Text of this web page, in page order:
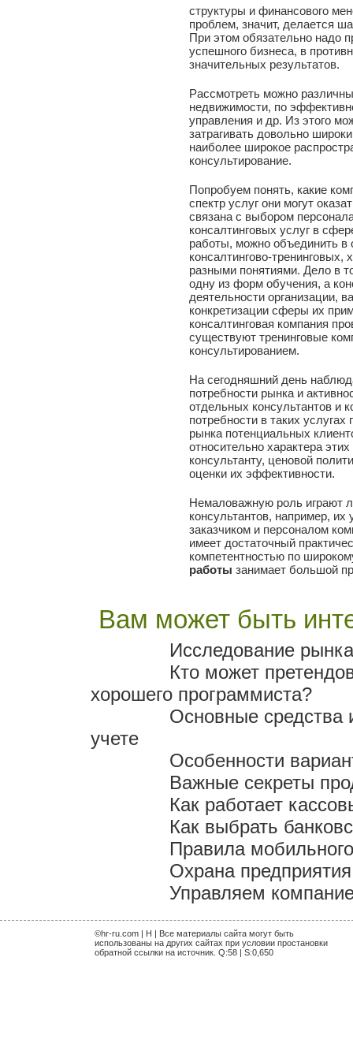
структуры и финансового
проблем, значит, делается
При этом обязательно надо
успешного бизнеса, в
значительных результатов.
Рассмотреть можно
недвижимости, по
управления и др. Из этого
затрагивать довольно
наиболее широкое
консультирование.
Попробуем понять, какие
спектр услуг они могут
связана с выбором
консалтинговых услуг в
работы, можно объединить в
консалтингово-
разными понятиями. Дело в
одну из форм обучения, а
деятельности организации,
конкретизации сферы их
консалтинговая компания
существуют тренинговые
консультированием.
На сегодняшний день
потребности рынка и
отдельных консультантов и
потребности в таких
рынка потенциальных
относительно характера
консультанту, ценовой
оценки их эффективности.
Немаловажную роль играют
консультантов, например,
заказчиком и персоналом
имеет достаточный
компетентностью по
работы занимает большой
Вам может быть
Исследование
Кто может
хорошего программиста?
Основные средства
учете
Особенности
Важные секреты
Как работает
Как выбрать
Правила
Охрана предприятия
Управляем
©hr-ru.com | H | Все материалы сайта могут быть
использованы на других сайтах при условии простановки
обратной ссылки на источник. Q:58 | S:0,650